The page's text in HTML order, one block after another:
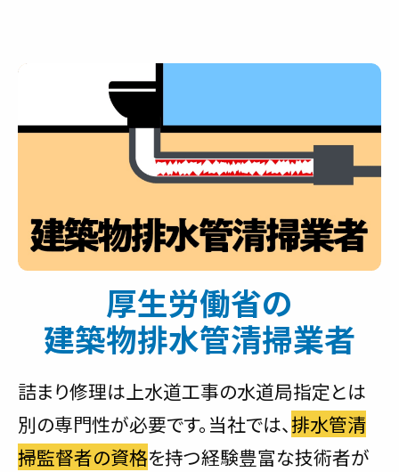
厚生労働省の
建築物排水管清掃業者
詰まり修理は上水道工事の水道局指定とは
別の専門性が必要です。当社では、排水管清
掃監督者の資格を持つ経験豊富な技術者が